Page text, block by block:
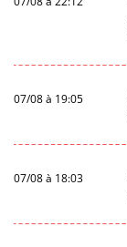
07/08 à 19:05
07/08 à 18:03